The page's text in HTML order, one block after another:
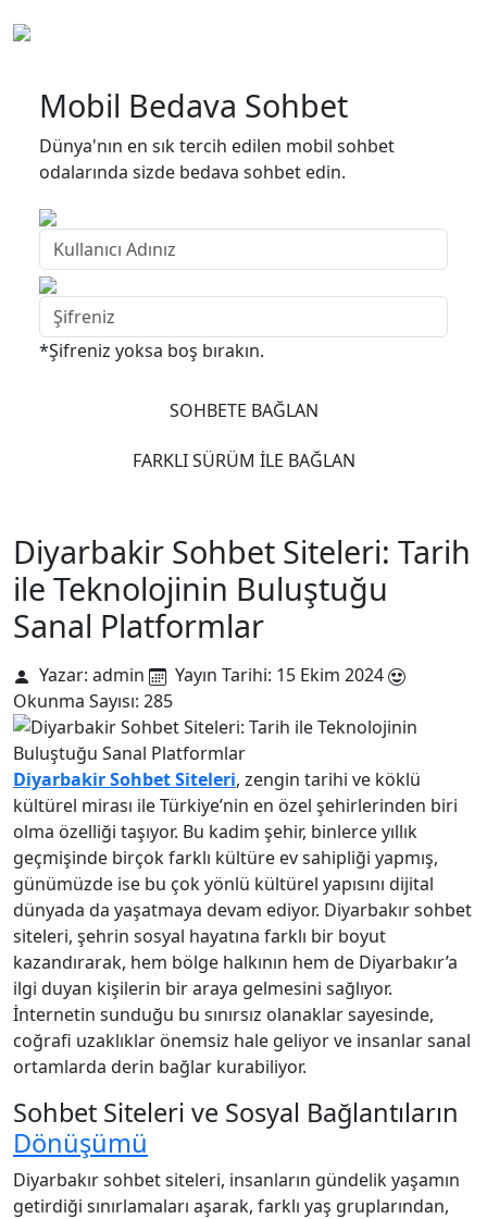
Mobil Bedava Sohbet
Dünya'nın en sık tercih edilen mobil sohbet
odalarında sizde bedava sohbet edin.
*Şifreniz yoksa boş bırakın.
SOHBETE BAĞLAN
FARKLI SÜRÜM İLE BAĞLAN
Diyarbakir Sohbet Siteleri: Tarih
ile Teknolojinin Buluştuğu
Sanal Platformlar
Yazar: admin
Yayın Tarihi: 15 Ekim 2024
Okunma Sayısı: 285
Diyarbakir Sohbet Siteleri, zengin tarihi ve köklü
kültürel mirası ile Türkiye’nin en özel şehirlerinden biri
olma özelliği taşıyor. Bu kadim şehir, binlerce yıllık
geçmişinde birçok farklı kültüre ev sahipliği yapmış,
günümüzde ise bu çok yönlü kültürel yapısını dijital
dünyada da yaşatmaya devam ediyor. Diyarbakır sohbet
siteleri, şehrin sosyal hayatına farklı bir boyut
kazandırarak, hem bölge halkının hem de Diyarbakır’a
ilgi duyan kişilerin bir araya gelmesini sağlıyor.
İnternetin sunduğu bu sınırsız olanaklar sayesinde,
coğrafi uzaklıklar önemsiz hale geliyor ve insanlar sanal
ortamlarda derin bağlar kurabiliyor.
Sohbet Siteleri ve Sosyal Bağlantıların
Dönüşümü
Diyarbakır sohbet siteleri, insanların gündelik yaşamın
getirdiği sınırlamaları aşarak, farklı yaş gruplarından,